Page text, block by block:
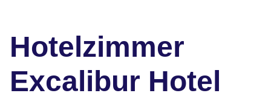
Hotelzimmer
Excalibur Hotel